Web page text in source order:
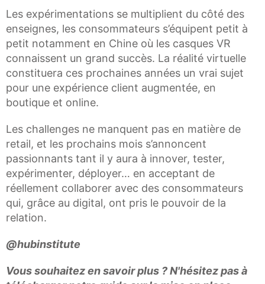
Les expérimentations se multiplient du côté des
enseignes, les consommateurs s’équipent petit à
petit notamment en Chine où les casques VR
connaissent un grand succès. La réalité virtuelle
constituera ces prochaines années un vrai sujet
pour une expérience client augmentée, en
boutique et online.
Les challenges ne manquent pas en matière de
retail, et les prochains mois s’annoncent
passionnants tant il y aura à innover, tester,
expérimenter, déployer… en acceptant de
réellement collaborer avec des consommateurs
qui, grâce au digital, ont pris le pouvoir de la
relation.
@hubinstitute
Vous souhaitez en savoir plus ? N'hésitez pas à